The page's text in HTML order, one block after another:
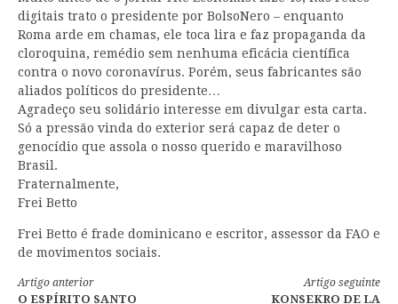
digitais trato o presidente por BolsoNero – enquanto
Roma arde em chamas, ele toca lira e faz propaganda da
cloroquina, remédio sem nenhuma eficácia científica
contra o novo coronavírus. Porém, seus fabricantes são
aliados políticos do presidente…
Agradeço seu solidário interesse em divulgar esta carta.
Só a pressão vinda do exterior será capaz de deter o
genocídio que assola o nosso querido e maravilhoso
Brasil.
Fraternalmente,
Frei Betto
Frei Betto é frade dominicano e escritor, assessor da FAO e
de movimentos sociais.
Continue
Artigo anterior
O ESPÍRITO SANTO
Artigo seguinte
KONSEKRO DE LA